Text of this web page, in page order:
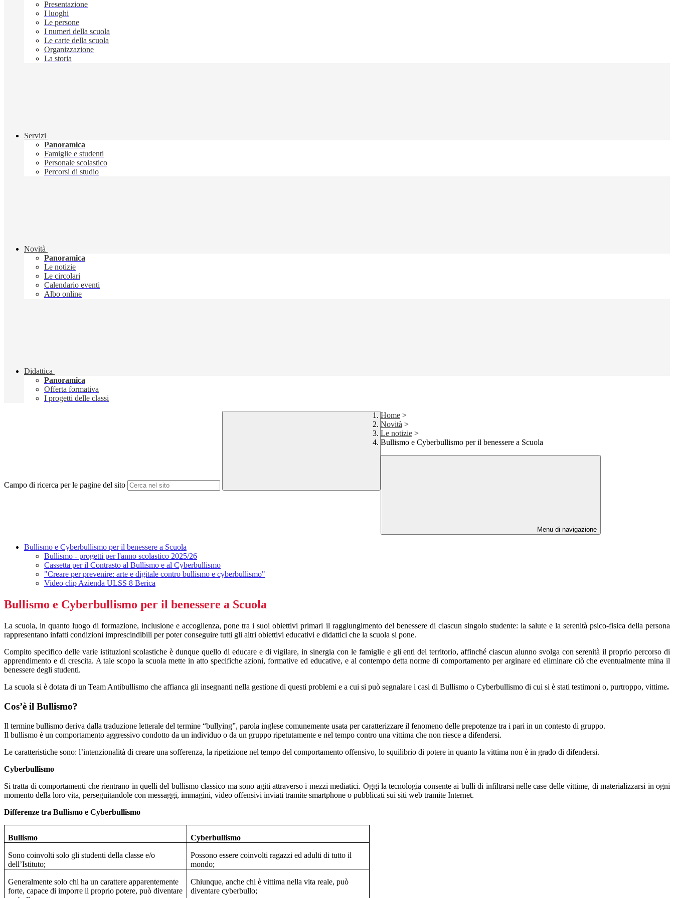
Presentazione
I luoghi
Le persone
I numeri della scuola
Le carte della scuola
Organizzazione
La storia
Servizi
Panoramica
Famiglie e studenti
Personale scolastico
Percorsi di studio
Novità
Panoramica
Le notizie
Le circolari
Calendario eventi
Albo online
Didattica
Panoramica
Offerta formativa
I progetti delle classi
Campo di ricerca per le pagine del sito
Home >
Novità >
Le notizie >
Bullismo e Cyberbullismo per il benessere a Scuola
Menu di navigazione
Bullismo e Cyberbullismo per il benessere a Scuola
Bullismo - progetti per l'anno scolastico 2025/26
Cassetta per il Contrasto al Bullismo e al Cyberbullismo
"Creare per prevenire: arte e digitale contro bullismo e cyberbullismo"
Video clip Azienda ULSS 8 Berica
Bullismo e Cyberbullismo per il benessere a Scuola
La scuola, in quanto luogo di formazione, inclusione e accoglienza, pone tra i suoi obiettivi primari il raggiungimento del benessere di ciascun singolo studente: la salute e la serenità psico-fisica della persona
rappresentano infatti condizioni imprescindibili per poter conseguire tutti gli altri obiettivi educativi e didattici che la scuola si pone.
Compito specifico delle varie istituzioni scolastiche è dunque quello di educare e di vigilare, in sinergia con le famiglie e gli enti del territorio, affinché ciascun alunno svolga con serenità il proprio percorso di
apprendimento e di crescita. A tale scopo la scuola mette in atto specifiche azioni, formative ed educative, e al contempo detta norme di comportamento per arginare ed eliminare ciò che eventualmente mina il
benessere degli studenti.
La scuola si è dotata di un Team Antibullismo che affianca gli insegnanti nella gestione di questi problemi e a cui si può segnalare i casi di Bullismo o Cyberbullismo di cui si è stati testimoni o, purtroppo, vittime.
Cos’è il Bullismo?
Il termine bullismo deriva dalla traduzione letterale del termine “bullying”, parola inglese comunemente usata per caratterizzare il fenomeno delle prepotenze tra i pari in un contesto di gruppo.
Il bullismo è un comportamento aggressivo condotto da un individuo o da un gruppo ripetutamente e nel tempo contro una vittima che non riesce a difendersi.
Le caratteristiche sono: l’intenzionalità di creare una sofferenza, la ripetizione nel tempo del comportamento offensivo, lo squilibrio di potere in quanto la vittima non è in grado di difendersi.
Cyberbullismo
Si tratta di comportamenti che rientrano in quelli del bullismo classico ma sono agiti attraverso i mezzi mediatici. Oggi la tecnologia consente ai bulli di infiltrarsi nelle case delle vittime, di materializzarsi in ogni
momento della loro vita, perseguitandole con messaggi, immagini, video offensivi inviati tramite smartphone o pubblicati sui siti web tramite Internet.
Differenze tra Bullismo e Cyberbullismo
Bullismo Cyberbullismo
Sono coinvolti solo gli studenti della classe e/o
dell’Istituto;
Possono essere coinvolti ragazzi ed adulti di tutto il
mondo;
Generalmente solo chi ha un carattere apparentemente
forte, capace di imporre il proprio potere, può diventare
Chiunque, anche chi è vittima nella vita reale, può
diventare cyberbullo;